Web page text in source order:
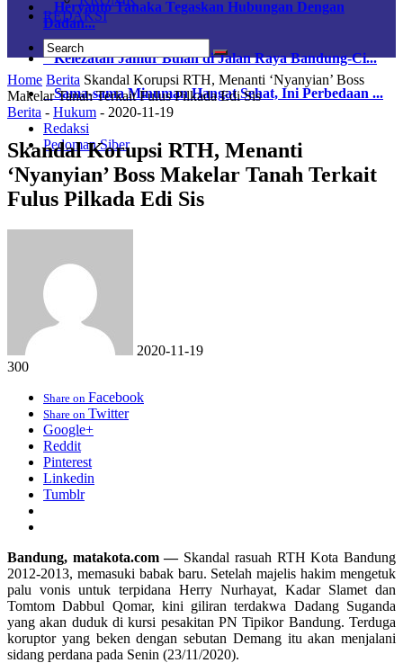
Heryanto Tanaka Tegaskan Hubungan Dengan
Dadan...
Kelezatan Jamur Bulan di Jalan Raya Bandung-Ci...
Sama-sama Minuman Hangat Sehat, Ini Perbedaan ...
Redaksi
Pedoman Siber
REDAKSI
Home Berita Skandal Korupsi RTH, Menanti ‘Nyanyian’ Boss
Makelar Tanah Terkait Fulus Pilkada Edi Sis
Berita - Hukum - 2020-11-19
Skandal Korupsi RTH, Menanti
‘Nyanyian’ Boss Makelar Tanah Terkait
Fulus Pilkada Edi Sis
2020-11-19
300
Share on Facebook
Share on Twitter
Google+
Reddit
Pinterest
Linkedin
Tumblr
Bandung, matakota.com — Skandal rasuah RTH Kota Bandung
2012-2013, memasuki babak baru. Setelah majelis hakim mengetuk
palu vonis untuk terpidana Herry Nurhayat, Kadar Slamet dan
Tomtom Dabbul Qomar, kini giliran terdakwa Dadang Suganda
yang akan duduk di kursi pesakitan PN Tipikor Bandung. Terduga
koruptor yang beken dengan sebutan Demang itu akan menjalani
sidang perdana pada Senin (23/11/2020).